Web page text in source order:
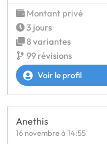
Montant privé
3 jours
8 variantes
99 révisions
Voir le profil
Anethis
16 novembre à 14:55